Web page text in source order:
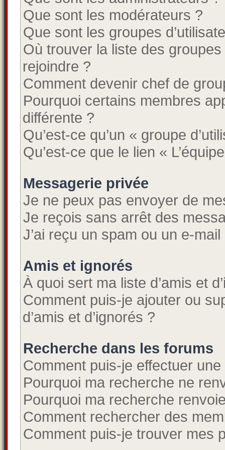
Que sont les modérateurs ?
Que sont les groupes
Où trouver la liste des
rejoindre ?
Comment devenir chef de
Pourquoi certains membres
différente ?
Qu’est-ce qu’un « groupe
Qu’est-ce que le lien «
Messagerie privée
Je ne peux pas envoyer de
Je reçois sans arrêt des
J’ai reçu un spam ou un e-
Amis et ignorés
À quoi sert ma liste d’amis et
Comment puis-je ajouter ou
d’amis et d’ignorés ?
Recherche dans les forums
Comment puis-je effectuer
Pourquoi ma recherche ne
Pourquoi ma recherche
Comment rechercher des
Comment puis-je trouver mes